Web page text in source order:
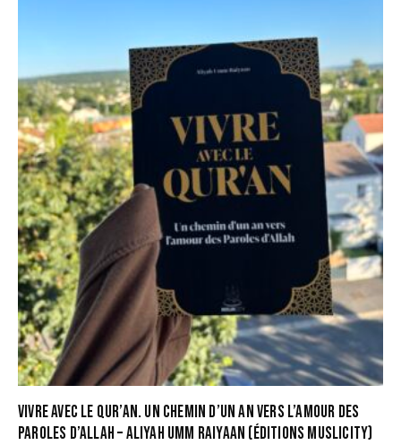
VIVRE AVEC LE QUR’AN. UN CHEMIN D’UN AN VERS L’AMOUR DES
PAROLES D’ALLAH – ALIYAH UMM RAIYAAN (ÉDITIONS MUSLICITY)